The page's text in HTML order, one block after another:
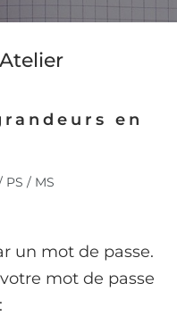
Atelier
en
PS / MS
un mot de passe.
mot de passe